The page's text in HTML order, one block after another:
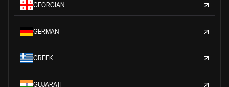
GEORGIAN
GERMAN
GREEK
GUJARATI